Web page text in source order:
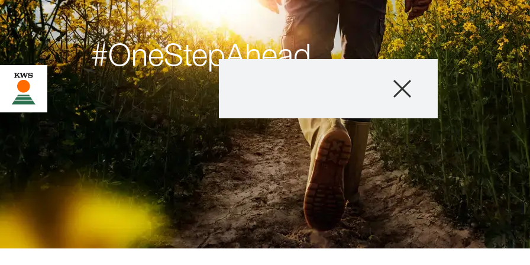
Producto
Información
Historias &
Servicios
Sobre nosotros
#OneStepAhead